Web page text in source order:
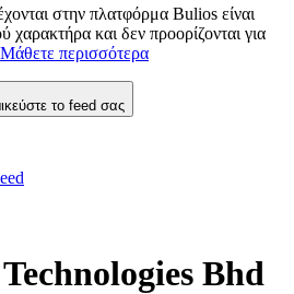
στην πλατφόρμα Bulios είναι
χαρακτήρα και δεν προορίζονται για
Μάθετε περισσότερα
το feed σας
Bhd